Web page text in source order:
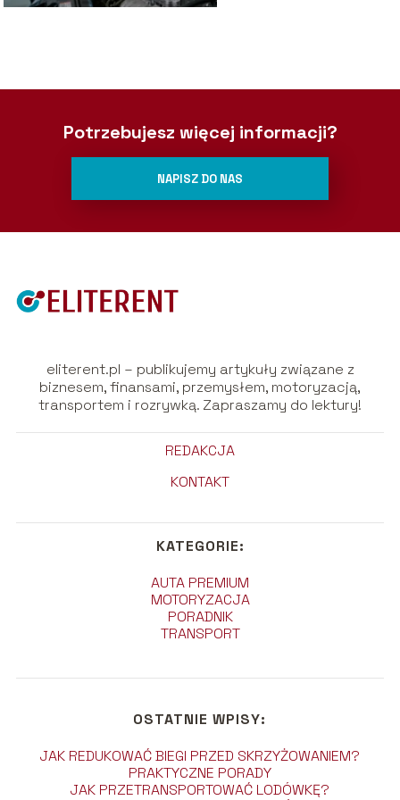
Potrzebujesz więcej informacji?
NAPISZ DO NAS
eliterent.pl – publikujemy artykuły związane z
biznesem, finansami, przemysłem, motoryzacją,
transportem i rozrywką. Zapraszamy do lektury!
REDAKCJA
KONTAKT
KATEGORIE:
AUTA PREMIUM
MOTORYZACJA
PORADNIK
TRANSPORT
OSTATNIE WPISY:
JAK REDUKOWAĆ BIEGI PRZED SKRZYŻOWANIEM?
PRAKTYCZNE PORADY
JAK PRZETRANSPORTOWAĆ LODÓWKĘ?